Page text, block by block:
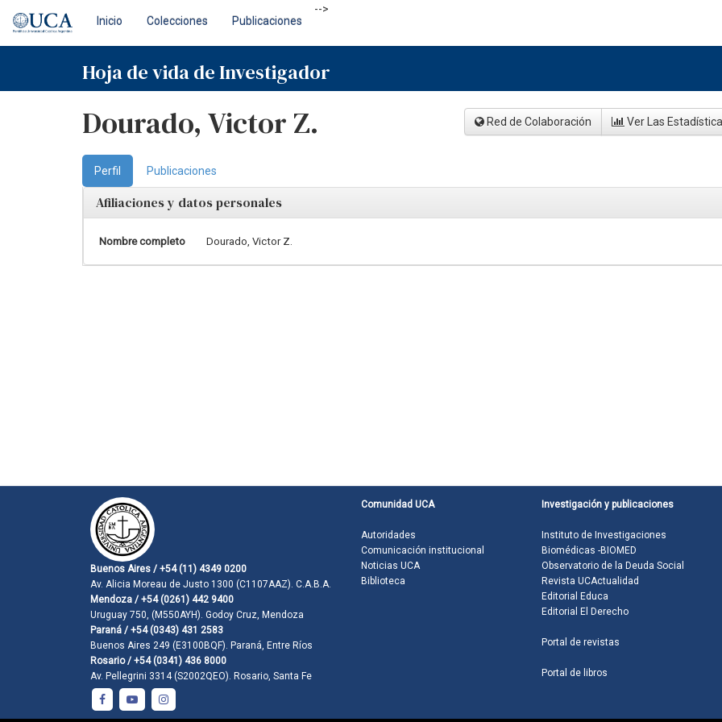
navigation
Inicio Colecciones Publicaciones
-->
Hoja de vida de Investigador
Dourado, Victor Z. Red de Colaboración Ver Las
Perfil Publicaciones
Afiliaciones y datos personales
Nombre completo Dourado, Victor Z.
Buenos Aires / +54 (11) 4349 0200
Av. Alicia Moreau de Justo 1300 (C1107AAZ). C.A.B.A.
Mendoza / +54 (0261) 442 9400
Uruguay 750, (M550AYH). Godoy Cruz, Mendoza
Paraná / +54 (0343) 431 2583
Buenos Aires 249 (E3100BQF). Paraná, Entre Ríos
Rosario / +54 (0341) 436 8000
Av. Pellegrini 3314 (S2002QEO). Rosario, Santa Fe
Comunidad UCA
Autoridades
Comunicación institucional
Noticias UCA
Biblioteca
Investigación y publicaciones
Instituto de Investigaciones
Biomédicas -BIOMED
Observatorio de la Deuda Social
Revista UCActualidad
Editorial Educa
Editorial El Derecho
Portal de revistas
Portal de libros